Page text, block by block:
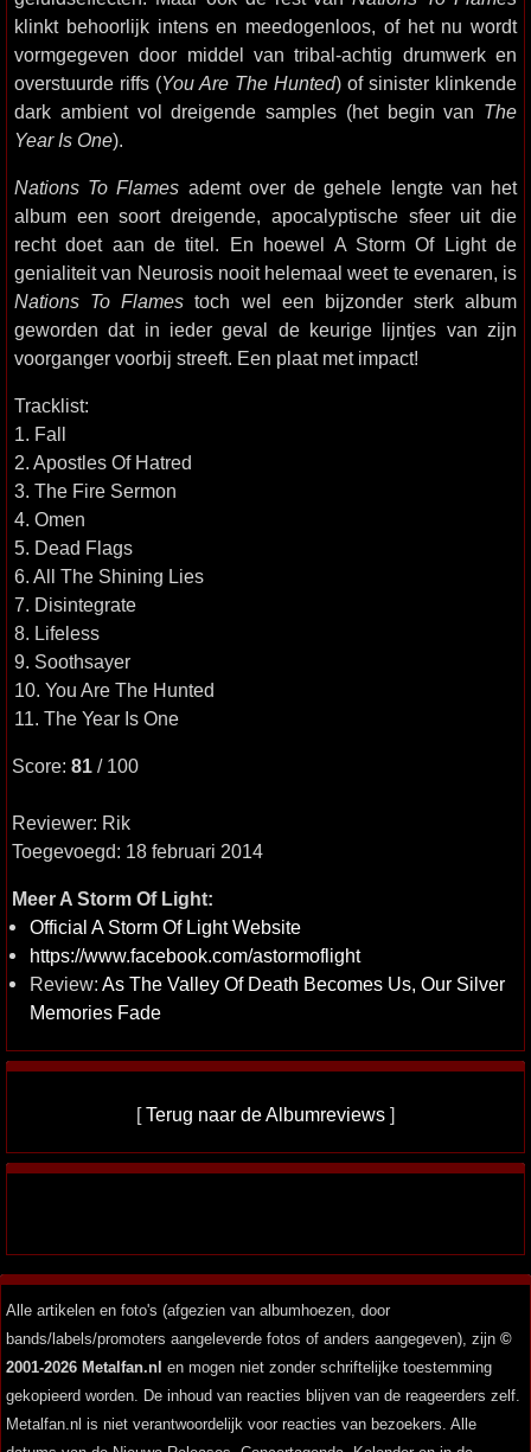
klinkt behoorlijk intens en meedogenloos, of het nu wordt
vormgegeven door middel van tribal-achtig drumwerk en
overstuurde riffs (You Are The Hunted) of sinister klinkende
dark ambient vol dreigende samples (het begin van The
Year Is One).
Nations To Flames ademt over de gehele lengte van het
album een soort dreigende, apocalyptische sfeer uit die
recht doet aan de titel. En hoewel A Storm Of Light de
genialiteit van Neurosis nooit helemaal weet te evenaren, is
Nations To Flames toch wel een bijzonder sterk album
geworden dat in ieder geval de keurige lijntjes van zijn
voorganger voorbij streeft. Een plaat met impact!
Tracklist:
1. Fall
2. Apostles Of Hatred
3. The Fire Sermon
4. Omen
5. Dead Flags
6. All The Shining Lies
7. Disintegrate
8. Lifeless
9. Soothsayer
10. You Are The Hunted
11. The Year Is One
Score: 81 / 100
Reviewer: Rik
Toegevoegd: 18 februari 2014
Meer A Storm Of Light:
Official A Storm Of Light Website
https://www.facebook.com/astormoflight
Review: As The Valley Of Death Becomes Us, Our Silver
Memories Fade
[Terug naar de Albumreviews ]
Alle artikelen en foto's (afgezien van albumhoezen, door
bands/labels/promoters aangeleverde fotos of anders aangegeven), zijn ©
2001-2026 Metalfan.nl en mogen niet zonder schriftelijke toestemming
gekopieerd worden. De inhoud van reacties blijven van de reageerders zelf.
Metalfan.nl is niet verantwoordelijk voor reacties van bezoekers. Alle